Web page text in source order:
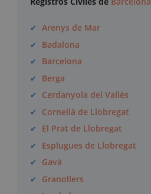
Arenys de Mar
Badalona
Barcelona
Berga
Cerdanyola del Vallès
Cornellà de Llobregat
El Prat de Llobregat
Esplugues de Llobregat
Gavà
Granollers